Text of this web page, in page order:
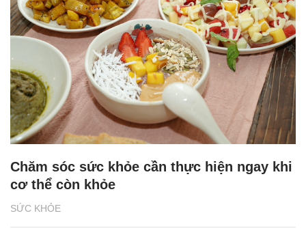
SỨC KHỎE
Chăm sóc sức khỏe cần thực hiện ngay khi
cơ thể còn khỏe